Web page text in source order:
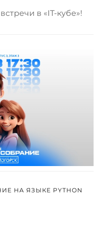
в «IT-кубе»!
НА ЯЗЫКЕ PYTHON